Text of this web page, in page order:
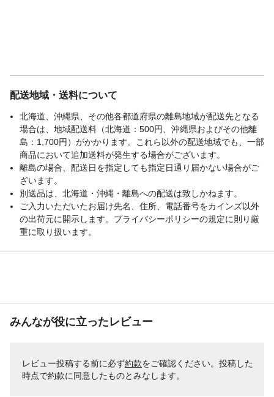
配送地域・送料について
北海道、沖縄県、その他各都道府県の離島地域が配送先となる
場合は、地域配送料（北海道：500円、沖縄県およびその他離
島：1,700円）がかかります。これら以外の配送地域でも、一部
商品において追加送料が発生する場合がございます。
離島の場合、配送日を指定しても指定日通り届かない場合がご
ざいます。
別送品は、北海道・沖縄・離島への配送は致しかねます。
ご入力いただいたお届け先名、住所、電話番号をカインズ以外
の出荷元に開示します。プライバシーポリシーの規定に則り厳
重に取り扱います。
みんなが役に立ったレビュー
レビュー投稿する前に必ず約款をご確認ください。投稿した
時点で約款に同意したものとみなします。